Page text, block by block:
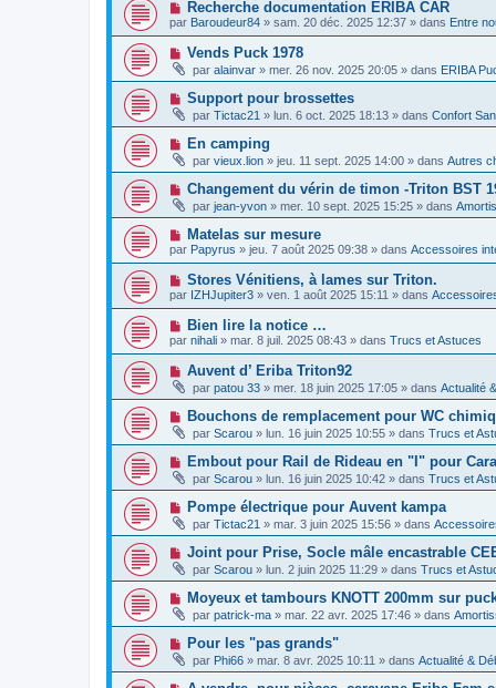
a
g
e
m
e
s
s
g
e
e
a
u
m
e
s
s
a
g
e
N
o
u
v
a
u
m
e
s
s
a
g
e
Recherche documentation ERIBA CAR
par Baroudeur84 » sam. 20 déc. 2025 12:37 » dans Entre
N
u
v
e
a
u
m
e
s
s
a
g
e
Vends Puck 1978
par alainvar » mer. 26 nov. 2025 20:05 » dans ERIBA
N
u
v
e
a
u
m
e
s
s
a
g
e
Support pour brossettes
par Tictac21 » lun. 6 oct. 2025 18:13 » dans Confort
N
u
e
a
u
m
e
s
s
a
g
e
En camping
par vieux.lion » jeu. 11 sept. 2025 14:00 » dans Autres
N
u
v
e
a
u
m
e
s
s
a
g
e
Changement du vérin de timon -Triton BST
par jean-yvon » mer. 10 sept. 2025 15:25 » dans
N
o
u
v
e
a
u
m
e
s
a
g
e
Matelas sur mesure
par Papyrus » jeu. 7 août 2025 09:38 » dans Accessoires
N
o
u
v
e
a
u
m
e
s
s
a
g
e
Stores Vénitiens, à lames sur Triton.
par IZHJupiter3 » ven. 1 août 2025 15:11 » dans
N
o
u
e
a
u
m
e
s
s
a
g
e
Bien lire la notice …
par nihali » mar. 8 juil. 2025 08:43 » dans Trucs et Astuces
N
u
v
e
a
u
m
e
s
s
a
g
e
Auvent d’ Eriba Triton92
par patou 33 » mer. 18 juin 2025 17:05 » dans Actualité
N
u
v
e
a
u
m
e
s
a
g
e
Bouchons de remplacement pour WC
par Scarou » lun. 16 juin 2025 10:55 » dans Trucs et
N
u
v
e
a
u
m
e
s
s
a
g
e
Embout pour Rail de Rideau en "I" pour
par Scarou » lun. 16 juin 2025 10:42 » dans Trucs et
N
u
e
a
u
m
e
s
s
a
g
e
Pompe électrique pour Auvent kampa
par Tictac21 » mar. 3 juin 2025 15:56 » dans
N
u
v
e
a
u
m
e
s
Joint pour Prise, Socle mâle encastrable
par Scarou » lun. 2 juin 2025 11:29 » dans Trucs et
N
u
v
e
a
u
Moyeux et tambours KNOTT 200mm sur
par patrick-ma » mar. 22 avr. 2025 17:46 » dans
N
u
Pour les "pas grands"
par Phi66 » mar. 8 avr. 2025 10:11 » dans Actualité &